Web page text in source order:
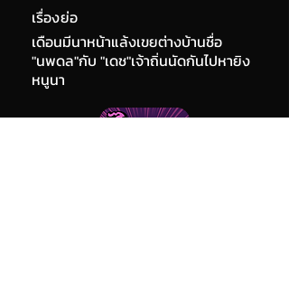
เรื่องย่อ
เดือนมีนาหน้าแล้งเขยต่างบ้านชื่อ
"นพดล"กับ "เดช"เจ้าถิ่นนัดกันไปหายิง
หนูนา